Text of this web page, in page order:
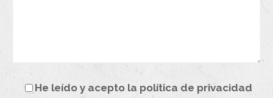
He leído y acepto la política de privacidad